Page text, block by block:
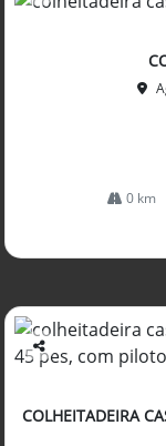
Co
0 km
Co
arti
lhe
COLHEITADEIRA